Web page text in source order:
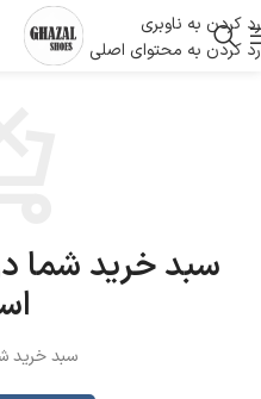
رد کردن به ناوبری
رد کردن به محتوای اصلی
سبد خرید شما
سبد خرید